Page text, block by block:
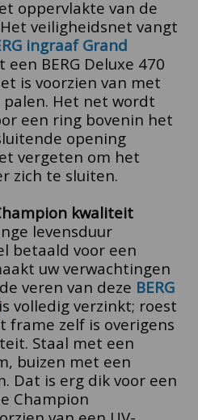
oppervlakte van de
veiligheidsnet vangt
ingraaf Grand
een BERG Deluxe 470
is voorzien van met
Het net wordt
een ring bovenin het
opening
vergeten om het
zich te sluiten.
kwaliteit
levensduur
betaald voor een
uw verwachtingen
veren van deze BERG
is volledig verzinkt; roest
frame zelf is overigens
Staal met een
buizen met een
Dat is erg dik voor een
Champion